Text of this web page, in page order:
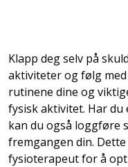
Klapp deg selv på
aktiviteter og følg
rutinene dine og
fysisk aktivitet. Har
kan du også loggføre
fremgangen din.
fysioterapeut for å